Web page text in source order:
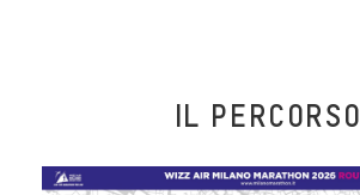
IL PERCORSO